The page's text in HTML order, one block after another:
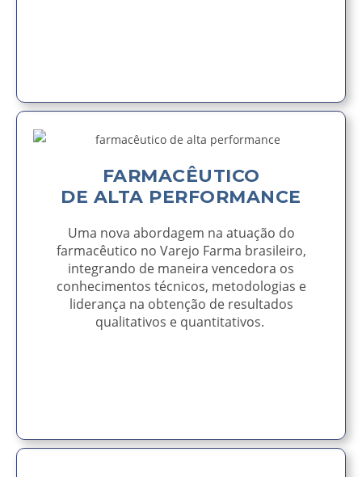
FARMACÊUTICO
DE ALTA PERFORMANCE
Uma nova abordagem na atuação do
farmacêutico no Varejo Farma brasileiro,
integrando de maneira vencedora os
conhecimentos técnicos, metodologias e
liderança na obtenção de resultados
qualitativos e quantitativos.